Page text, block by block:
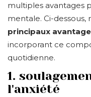
multiples avantages
mentale. Ci-
principaux
incorporant ce
quotidienne.
1.
l'anxiété